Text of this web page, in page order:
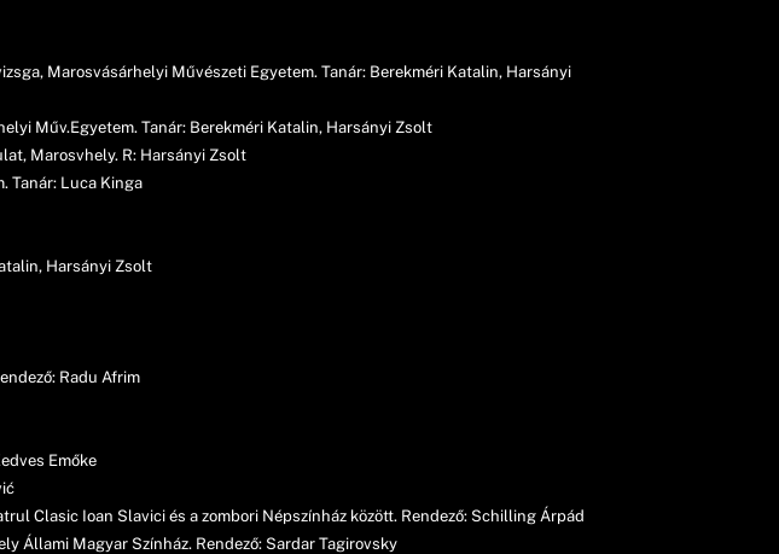
Marosvásárhelyi Művészeti Egyetem. Tanár: Berekméri Katalin, Harsányi
Műv.Egyetem. Tanár: Berekméri Katalin, Harsányi Zsolt
Marosvhely. R: Harsányi Zsolt
Tanár: Luca Kinga
Harsányi Zsolt
Radu Afrim
Emőke
Clasic Ioan Slavici és a zombori Népszínház között. Rendező: Schilling Árpád
Állami Magyar Színház. Rendező: Sardar Tagirovsky